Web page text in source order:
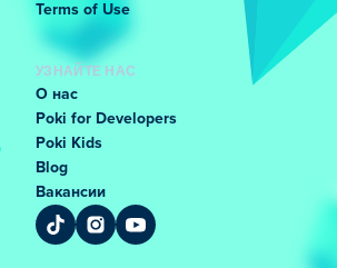
Terms of Use
УЗНАЙТЕ НАС
О нас
Poki for Developers
Poki Kids
Blog
Вакансии